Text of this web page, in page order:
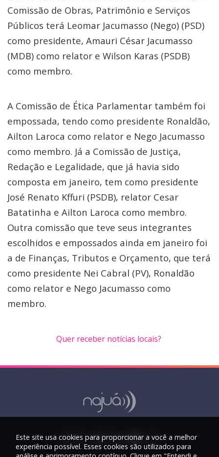
Comissão de Obras, Patrimônio e Serviços
Públicos terá Leomar Jacumasso (Nego) (PSD)
como presidente, Amauri César Jacumasso
(MDB) como relator e Wilson Karas (PSDB)
como membro.
A Comissão de Ética Parlamentar também foi
empossada, tendo como presidente Ronaldão,
Ailton Laroca como relator e Nego Jacumasso
como membro. Já a Comissão de Justiça,
Redação e Legalidade, que já havia sido
composta em janeiro, tem como presidente
José Renato Kffuri (PSDB), relator Cesar
Batatinha e Ailton Laroca como membro.
Outra comissão que teve seus integrantes
escolhidos e empossados ainda em janeiro foi
a de Finanças, Tributos e Orçamento, que terá
como presidente Nei Cabral (PV), Ronaldão
como relator e Nego Jacumasso como
membro.
Quer receber notícias locais?
Este site usa cookies para proporcionar a você a melhor
experiência possível. Esses cookies são utilizados para